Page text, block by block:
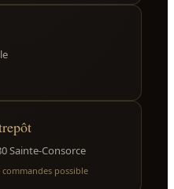
Sainte-Consorce
possible